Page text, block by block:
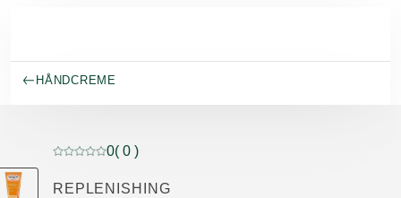
HÅNDCREME
Current rating: 0 out of 5 stars rated by 0 customers
0( 0 )
REPLENISHING